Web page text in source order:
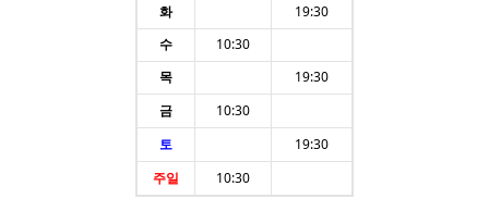
화
19:30
수
10:30
목
19:30
금
10:30
토
19:30
주일
10:30